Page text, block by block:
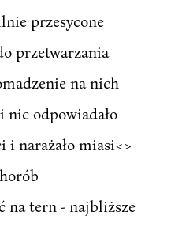
przesycone
przetwarzania
na nich
nic odpowiadało
i narażało miasi<>
na tern - najbliższe